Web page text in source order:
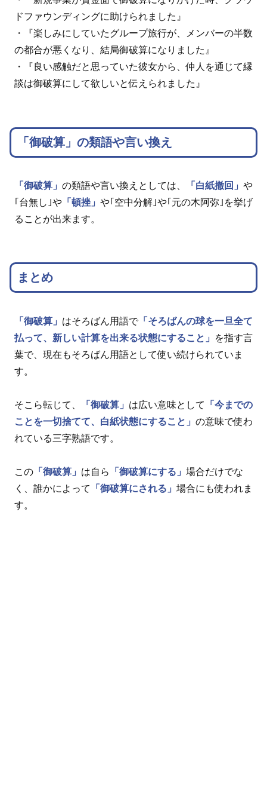
ドファウンディングに助けられました』
・『楽しみにしていたグループ旅行が、メンバーの半数
の都合が悪くなり、結局御破算になりました』
・『良い感触だと思っていた彼女から、仲人を通じて縁
談は御破算にして欲しいと伝えられました』
「御破算」の類語や言い換え
「御破算」 の類語や言い換えとしては、 「白紙撤回」 や
｢台無し｣や 「頓挫」 や｢空中分解｣や｢元の木阿弥｣を挙げ
ることが出来ます。
まとめ
「御破算」 はそろばん用語で「そろばんの球を一旦全て
払って、新しい計算を出来る状態にすること」
を指す言
葉で、現在もそろばん用語として使い続けられていま
す。
そこら転じて、 「御破算」 は広い意味として
「今までの
ことを一切捨てて、白紙状態にすること」 の意味で使わ
れている三字熟語です。
この 「御破算」 は自ら 「御破算にする」 場合だけでな
く、誰かによって
「御破算にされる」 場合にも使われま
す。